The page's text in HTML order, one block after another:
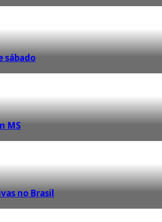
sábado
MS
no Brasil